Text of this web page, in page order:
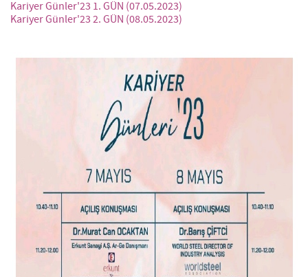
Kariyer Günler'23 1. GÜN (07.05.2023)
Kariyer Günler'23 2. GÜN (08.05.2023)